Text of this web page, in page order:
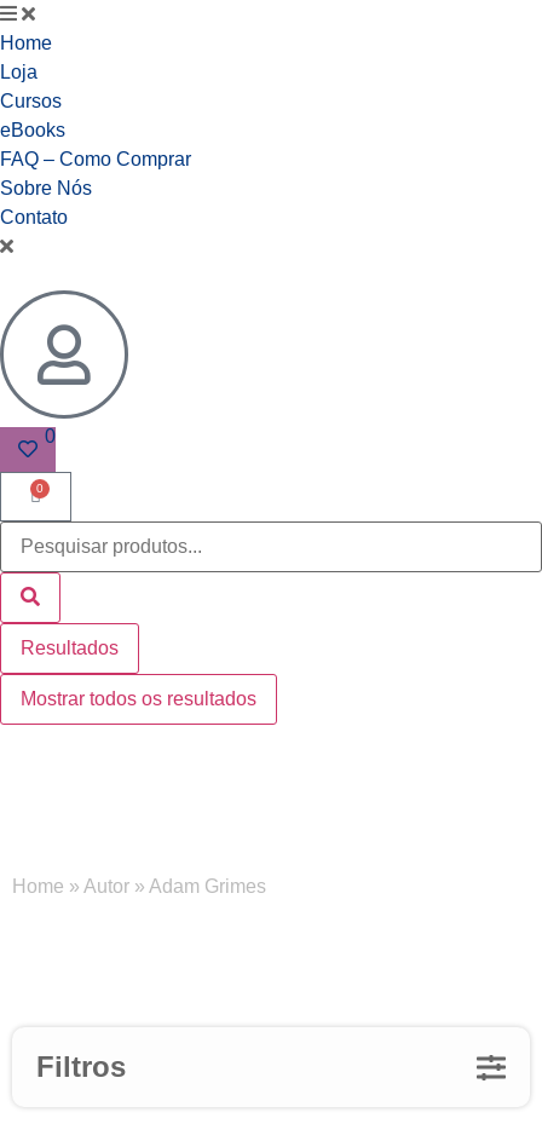
Home
Loja
Cursos
eBooks
FAQ – Como Comprar
Sobre Nós
Contato
0
0
Resultados
Mostrar todos os resultados
Home » Autor » Adam Grimes
Filtros